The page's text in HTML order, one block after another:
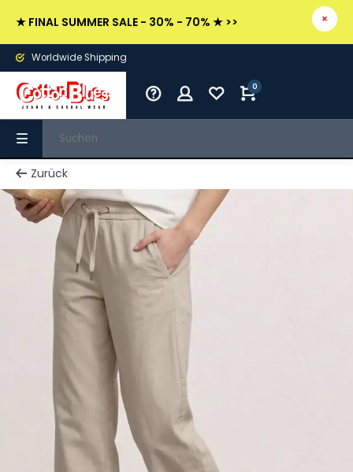
★ FINAL SUMMER SALE - 30% - 70% ★ >>
Worldwide Shipping
0
Zurück